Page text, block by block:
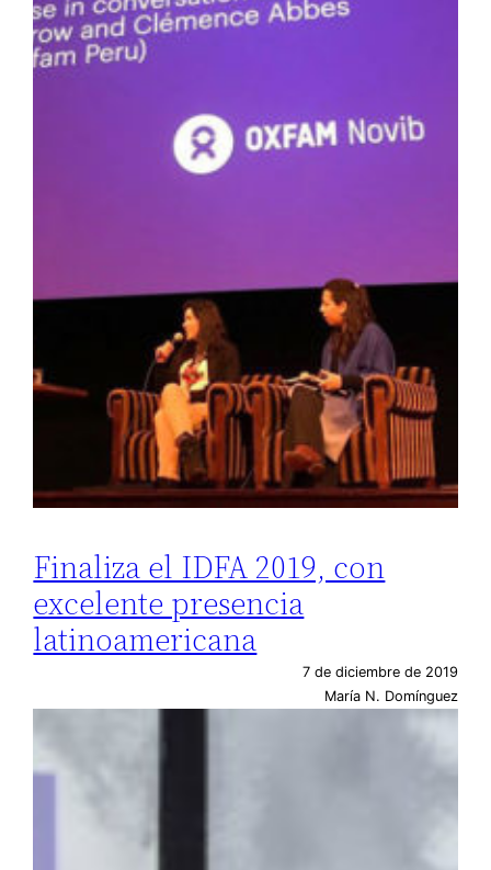
Finaliza el IDFA 2019, con
excelente presencia
latinoamericana
7 de diciembre de 2019
María N. Domínguez